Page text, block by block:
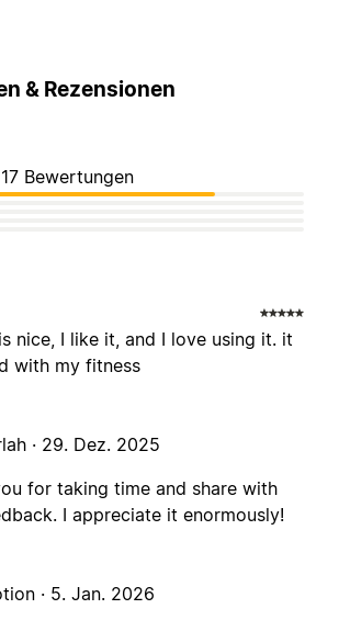
& Rezensionen
Bewertungen
nice, I like it, and I love using it. it
with my fitness
· 29. Dez. 2025
for taking time and share with
I appreciate it enormously!
· 5. Jan. 2026